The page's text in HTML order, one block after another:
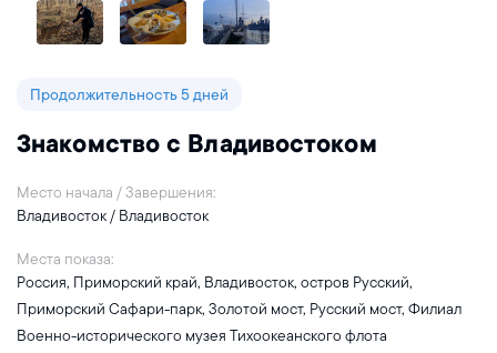
Продолжительность 5 дней
Знакомство с Владивостоком
Место начала / Завершения:
Владивосток / Владивосток
Места показа:
Россия, Приморский край, Владивосток, остров Русский,
Приморский Сафари-парк, Золотой мост, Русский мост, Филиал
Военно-исторического музея Тихоокеанского флота